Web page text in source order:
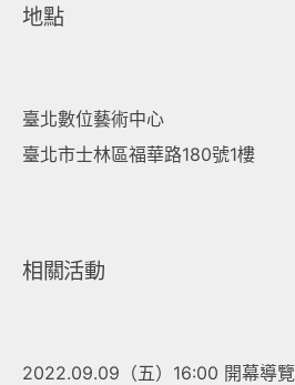
地點
臺北數位藝術中心
臺北市士林區福華路180號1樓
相關活動
2022.09.09（五）16:00 開幕導覽